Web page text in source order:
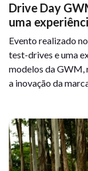
Drive Day
uma
Evento realizado
test-drives e uma
modelos da GWM,
a inovação da